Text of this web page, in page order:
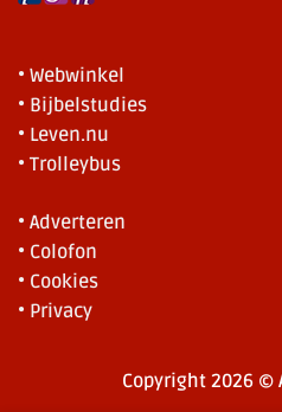
• Webwinkel
• Bijbelstudies
• Leven.nu
• Trolleybus
• Adverteren
• Colofon
• Cookies
• Privacy
Copyright 2026 ©